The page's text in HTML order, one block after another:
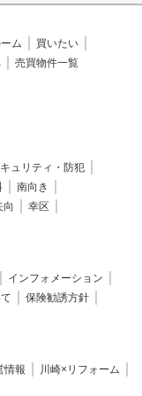
ム
買いたい
売買物件一覧
ュリティ・防犯
南向き
向
幸区
インフォメーション
保険勧誘方針
情報
川崎×リフォーム